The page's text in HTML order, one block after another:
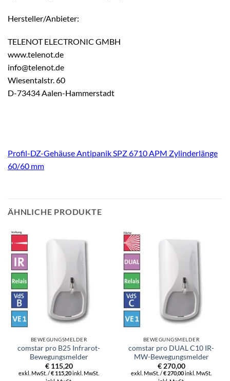
Hersteller/Anbieter:
TELENOT ELECTRONIC GMBH
www.telenot.de
info@telenot.de
Wiesentalstr. 60
D-73434 Aalen-Hammerstadt
Profil-DZ-Gehäuse Antipanik SPZ 6710 APM Zylinderlänge
60/60 mm
ÄHNLICHE PRODUKTE
BEWEGUNGSMELDER
comstar pro B25 Infrarot-
Bewegungsmelder
€115,20
exkl. MwSt. /€ 115,20inkl. MwSt.
BEWEGUNGSMELDER
comstar pro DUAL C10 IR-
MW-Bewegungsmelder
€270,00
exkl. MwSt. /€270,00inkl. MwSt.